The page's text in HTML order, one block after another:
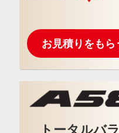
お見積りをもら
トータルバ